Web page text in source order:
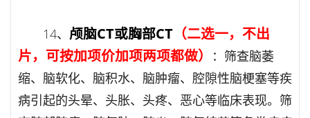
14、 颅脑CT或胸部CT （二选一，不出
片，可按加项价加项两项都做）
：筛查脑萎
缩、脑软化、脑积水、脑肿瘤、腔隙性脑梗塞等疾
病引起的头晕、头胀、头疼、恶心等临床表现。筛